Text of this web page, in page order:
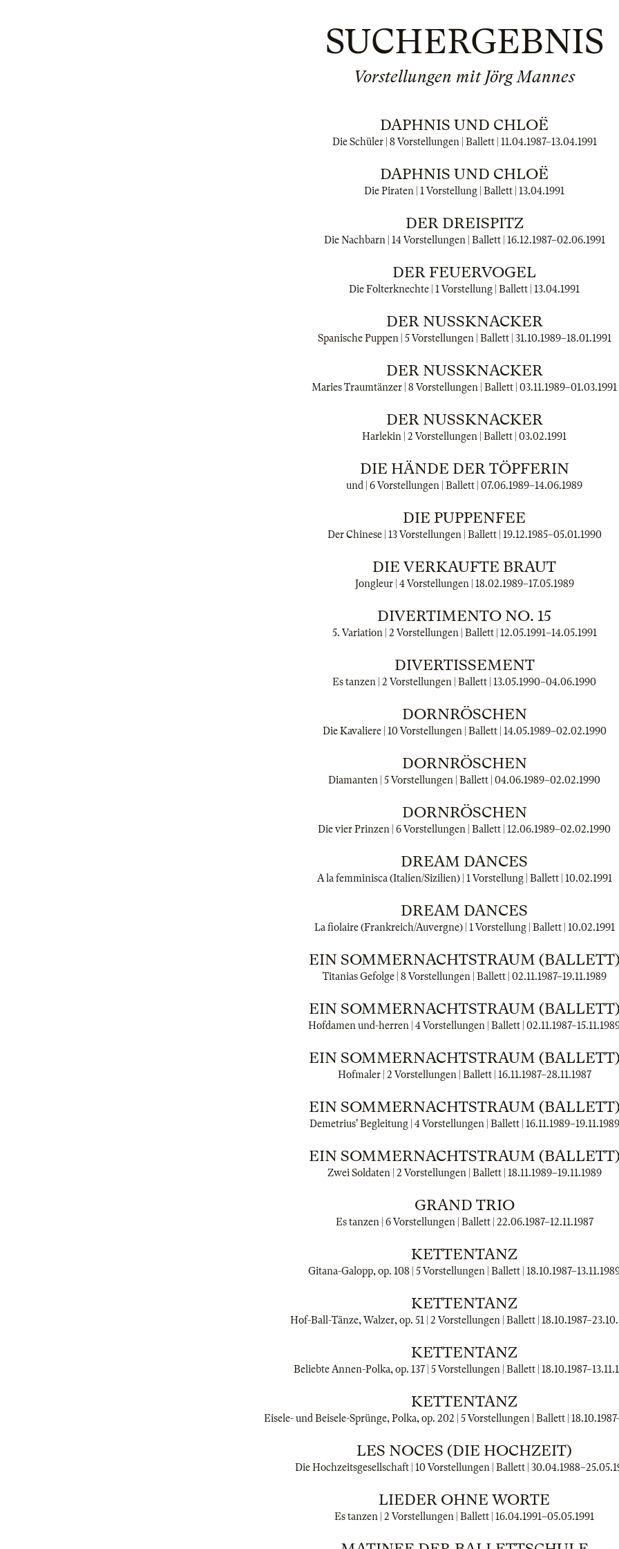
SUCHERGEBNIS
Vorstellungen mit Jörg Mannes
DAPHNIS UND CHLOË
Die Schüler | 8 Vorstellungen | Ballett | 11.04.1987–13.04.1991
DAPHNIS UND CHLOË
Die Piraten | 1 Vorstellung | Ballett | 13.04.1991
DER DREISPITZ
Die Nachbarn | 14 Vorstellungen | Ballett | 16.12.1987–02.06.1991
DER FEUERVOGEL
Die Folterknechte | 1 Vorstellung | Ballett | 13.04.1991
DER NUSSKNACKER
Spanische Puppen | 5 Vorstellungen | Ballett | 31.10.1989–18.01.1991
DER NUSSKNACKER
Maries Traumtänzer | 8 Vorstellungen | Ballett | 03.11.1989–01.03.1991
DER NUSSKNACKER
Harlekin | 2 Vorstellungen | Ballett | 03.02.1991
DIE HÄNDE DER TÖPFERIN
und | 6 Vorstellungen | Ballett | 07.06.1989–14.06.1989
DIE PUPPENFEE
Der Chinese | 13 Vorstellungen | Ballett | 19.12.1985–05.01.1990
DIE VERKAUFTE BRAUT
Jongleur | 4 Vorstellungen | 18.02.1989–17.05.1989
DIVERTIMENTO NO. 15
5. Variation | 2 Vorstellungen | Ballett | 12.05.1991–14.05.1991
DIVERTISSEMENT
Es tanzen | 2 Vorstellungen | Ballett | 13.05.1990–04.06.1990
DORNRÖSCHEN
Die Kavaliere | 10 Vorstellungen | Ballett | 14.05.1989–02.02.1990
DORNRÖSCHEN
Diamanten | 5 Vorstellungen | Ballett | 04.06.1989–02.02.1990
DORNRÖSCHEN
Die vier Prinzen | 6 Vorstellungen | Ballett | 12.06.1989–02.02.1990
DREAM DANCES
A la femminisca (Italien/Sizilien) | 1 Vorstellung | Ballett | 10.02.1991
DREAM DANCES
La fiolaire (Frankreich/Auvergne) | 1 Vorstellung | Ballett | 10.02.1991
EIN SOMMERNACHTSTRAUM (BALLETT)
Titanias Gefolge | 8 Vorstellungen | Ballett | 02.11.1987–19.11.1989
EIN SOMMERNACHTSTRAUM (BALLETT)
Hofdamen und-herren | 4 Vorstellungen | Ballett | 02.11.1987–
EIN SOMMERNACHTSTRAUM (BALLETT)
Hofmaler | 2 Vorstellungen | Ballett | 16.11.1987–28.11.1987
EIN SOMMERNACHTSTRAUM (BALLETT)
Demetrius' Begleitung | 4 Vorstellungen | Ballett | 16.11.1989–19.11.1989
EIN SOMMERNACHTSTRAUM (BALLETT)
Zwei Soldaten | 2 Vorstellungen | Ballett | 18.11.1989–19.11.1989
GRAND TRIO
Es tanzen | 6 Vorstellungen | Ballett | 22.06.1987–12.11.1987
KETTENTANZ
Gitana-Galopp, op. 108 | 5 Vorstellungen | Ballett | 18.10.1987–
KETTENTANZ
Hof-Ball-Tänze, Walzer, op. 51 | 2 Vorstellungen | Ballett | 18.10.1987–
KETTENTANZ
Beliebte Annen-Polka, op. 137 | 5 Vorstellungen | Ballett | 18.10.1987–
KETTENTANZ
Eisele- und Beisele-Sprünge, Polka, op. 202 | 5 Vorstellungen | Ballett | 18.10.1987
LES NOCES (DIE HOCHZEIT)
Die Hochzeitsgesellschaft | 10 Vorstellungen | Ballett | 30.04.1988–
LIEDER OHNE WORTE
Es tanzen | 2 Vorstellungen | Ballett | 16.04.1991–05.05.1991